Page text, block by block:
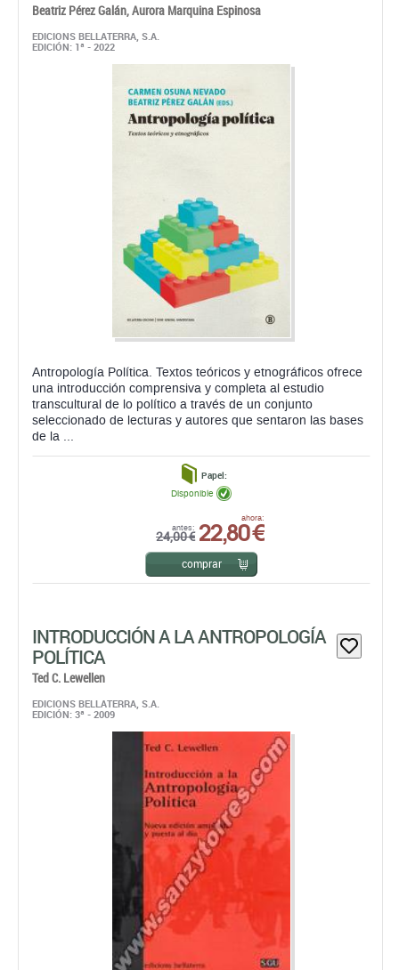
Beatriz Pérez Galán,Aurora Marquina Espinosa
EDICIONS BELLATERRA, S.A.
EDICIÓN: 1ª - 2022
Antropología Política. Textos teóricos y etnográficos ofrece
una introducción comprensiva y completa al estudio
transcultural de lo político a través de un conjunto
seleccionado de lecturas y autores que sentaron las bases
de la ...
Papel:
antes:
24,00 €
ahora:
22,80 €
Disponible
comprar
INTRODUCCIÓN A LA ANTROPOLOGÍA
POLÍTICA
Ted C. Lewellen
EDICIONS BELLATERRA, S.A.
EDICIÓN: 3ª - 2009